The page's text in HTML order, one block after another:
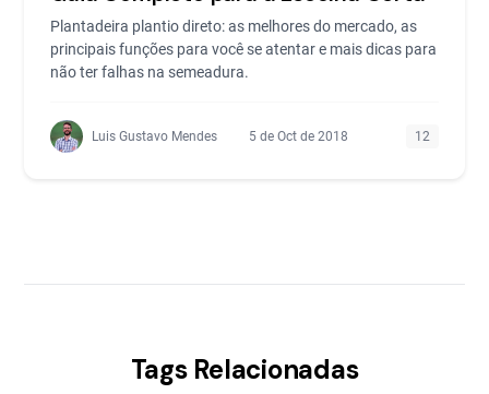
Plantadeira plantio direto: as melhores do mercado, as
principais funções para você se atentar e mais dicas para
não ter falhas na semeadura.
Luis Gustavo Mendes 5 de Oct de 2018 12
Tags Relacionadas